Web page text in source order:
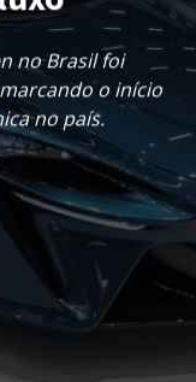
no Brasil foi
o início
no país.